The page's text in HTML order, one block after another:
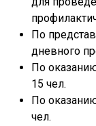
По
дневного
По
15 чел.
По
чел.